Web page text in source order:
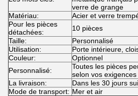
verre de grange
Matériau:
Acier et verre
Pour les pièces
détachées:
10 pièces
Taille:
Personnalisé
Utilisation:
Porte intérieure,
Couleur:
Optionnel
Personnalisé:
Toutes les pièces
selon vos exigences
La livraison:
Dans les 30 jours
Mode de transport: Mer et air